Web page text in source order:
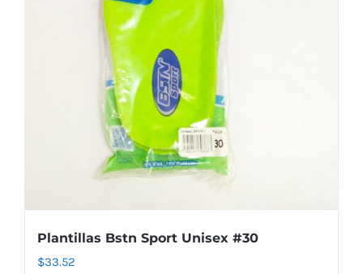
Plantillas Bstn Sport Unisex #30
$33.52